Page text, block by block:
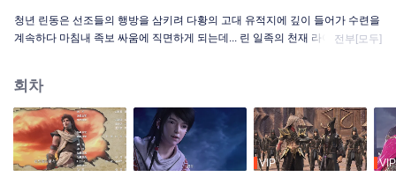
청년 린동은 선조들의 행방을 삼키려 다황의 고대 유적지에 깊이 들어가 수련을
계속하다 마침내 족보 싸움에 직면하게 되는데... 린 일족의 천재 라이벌 린 랑티
전부[모두]
회차
VIP VIP